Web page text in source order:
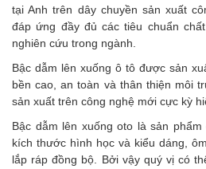
tại Anh trên dây chuyền sản xuất
đáp ứng đầy đủ các tiêu chuẩn
nghiên cứu trong ngành.
Bậc dẫm lên xuống ô tô được sản
bền cao, an toàn và thân thiện môi
sản xuất trên công nghệ mới cực kỳ
Bậc dẫm lên xuống oto là sản
kích thước hình học và kiểu dáng,
lắp ráp đồng bộ. Bởi vậy quý vị có